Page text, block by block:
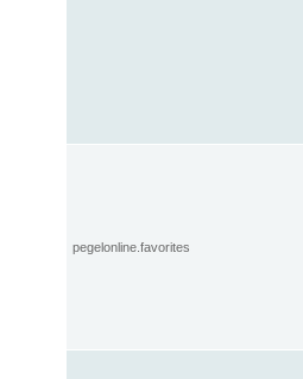
pegelonline.favorites